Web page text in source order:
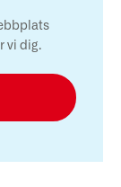
vi dig.